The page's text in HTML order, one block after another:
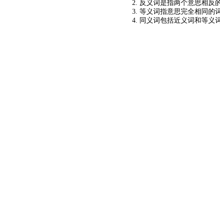
2. 反义词是指两个意思相反
3. 等义词指意思完全相同的词
4. 同义词包括近义词和等义词